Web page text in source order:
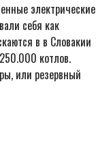
электрические
себя как
в в Словакии
котлов.
или резервный